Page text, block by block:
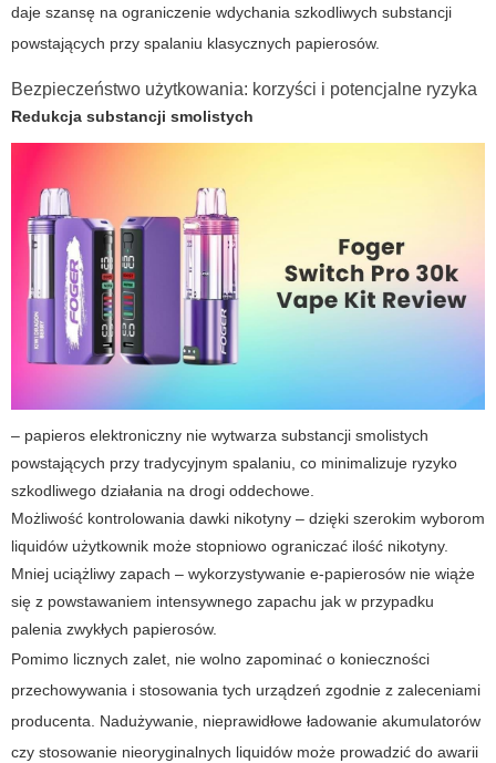
daje szansę na ograniczenie wdychania szkodliwych substancji
powstających przy spalaniu klasycznych papierosów.
Bezpieczeństwo użytkowania: korzyści i potencjalne ryzyka
Redukcja substancji smolistych
– papieros elektroniczny nie wytwarza substancji smolistych
powstających przy tradycyjnym spalaniu, co minimalizuje ryzyko
szkodliwego działania na drogi oddechowe.
Możliwość kontrolowania dawki nikotyny – dzięki szerokim wyborom
liquidów użytkownik może stopniowo ograniczać ilość nikotyny.
Mniej uciążliwy zapach – wykorzystywanie e-papierosów nie wiąże
się z powstawaniem intensywnego zapachu jak w przypadku
palenia zwykłych papierosów.
Pomimo licznych zalet, nie wolno zapominać o konieczności
przechowywania i stosowania tych urządzeń zgodnie z zaleceniami
producenta. Nadużywanie, nieprawidłowe ładowanie akumulatorów
czy stosowanie nieoryginalnych liquidów może prowadzić do awarii